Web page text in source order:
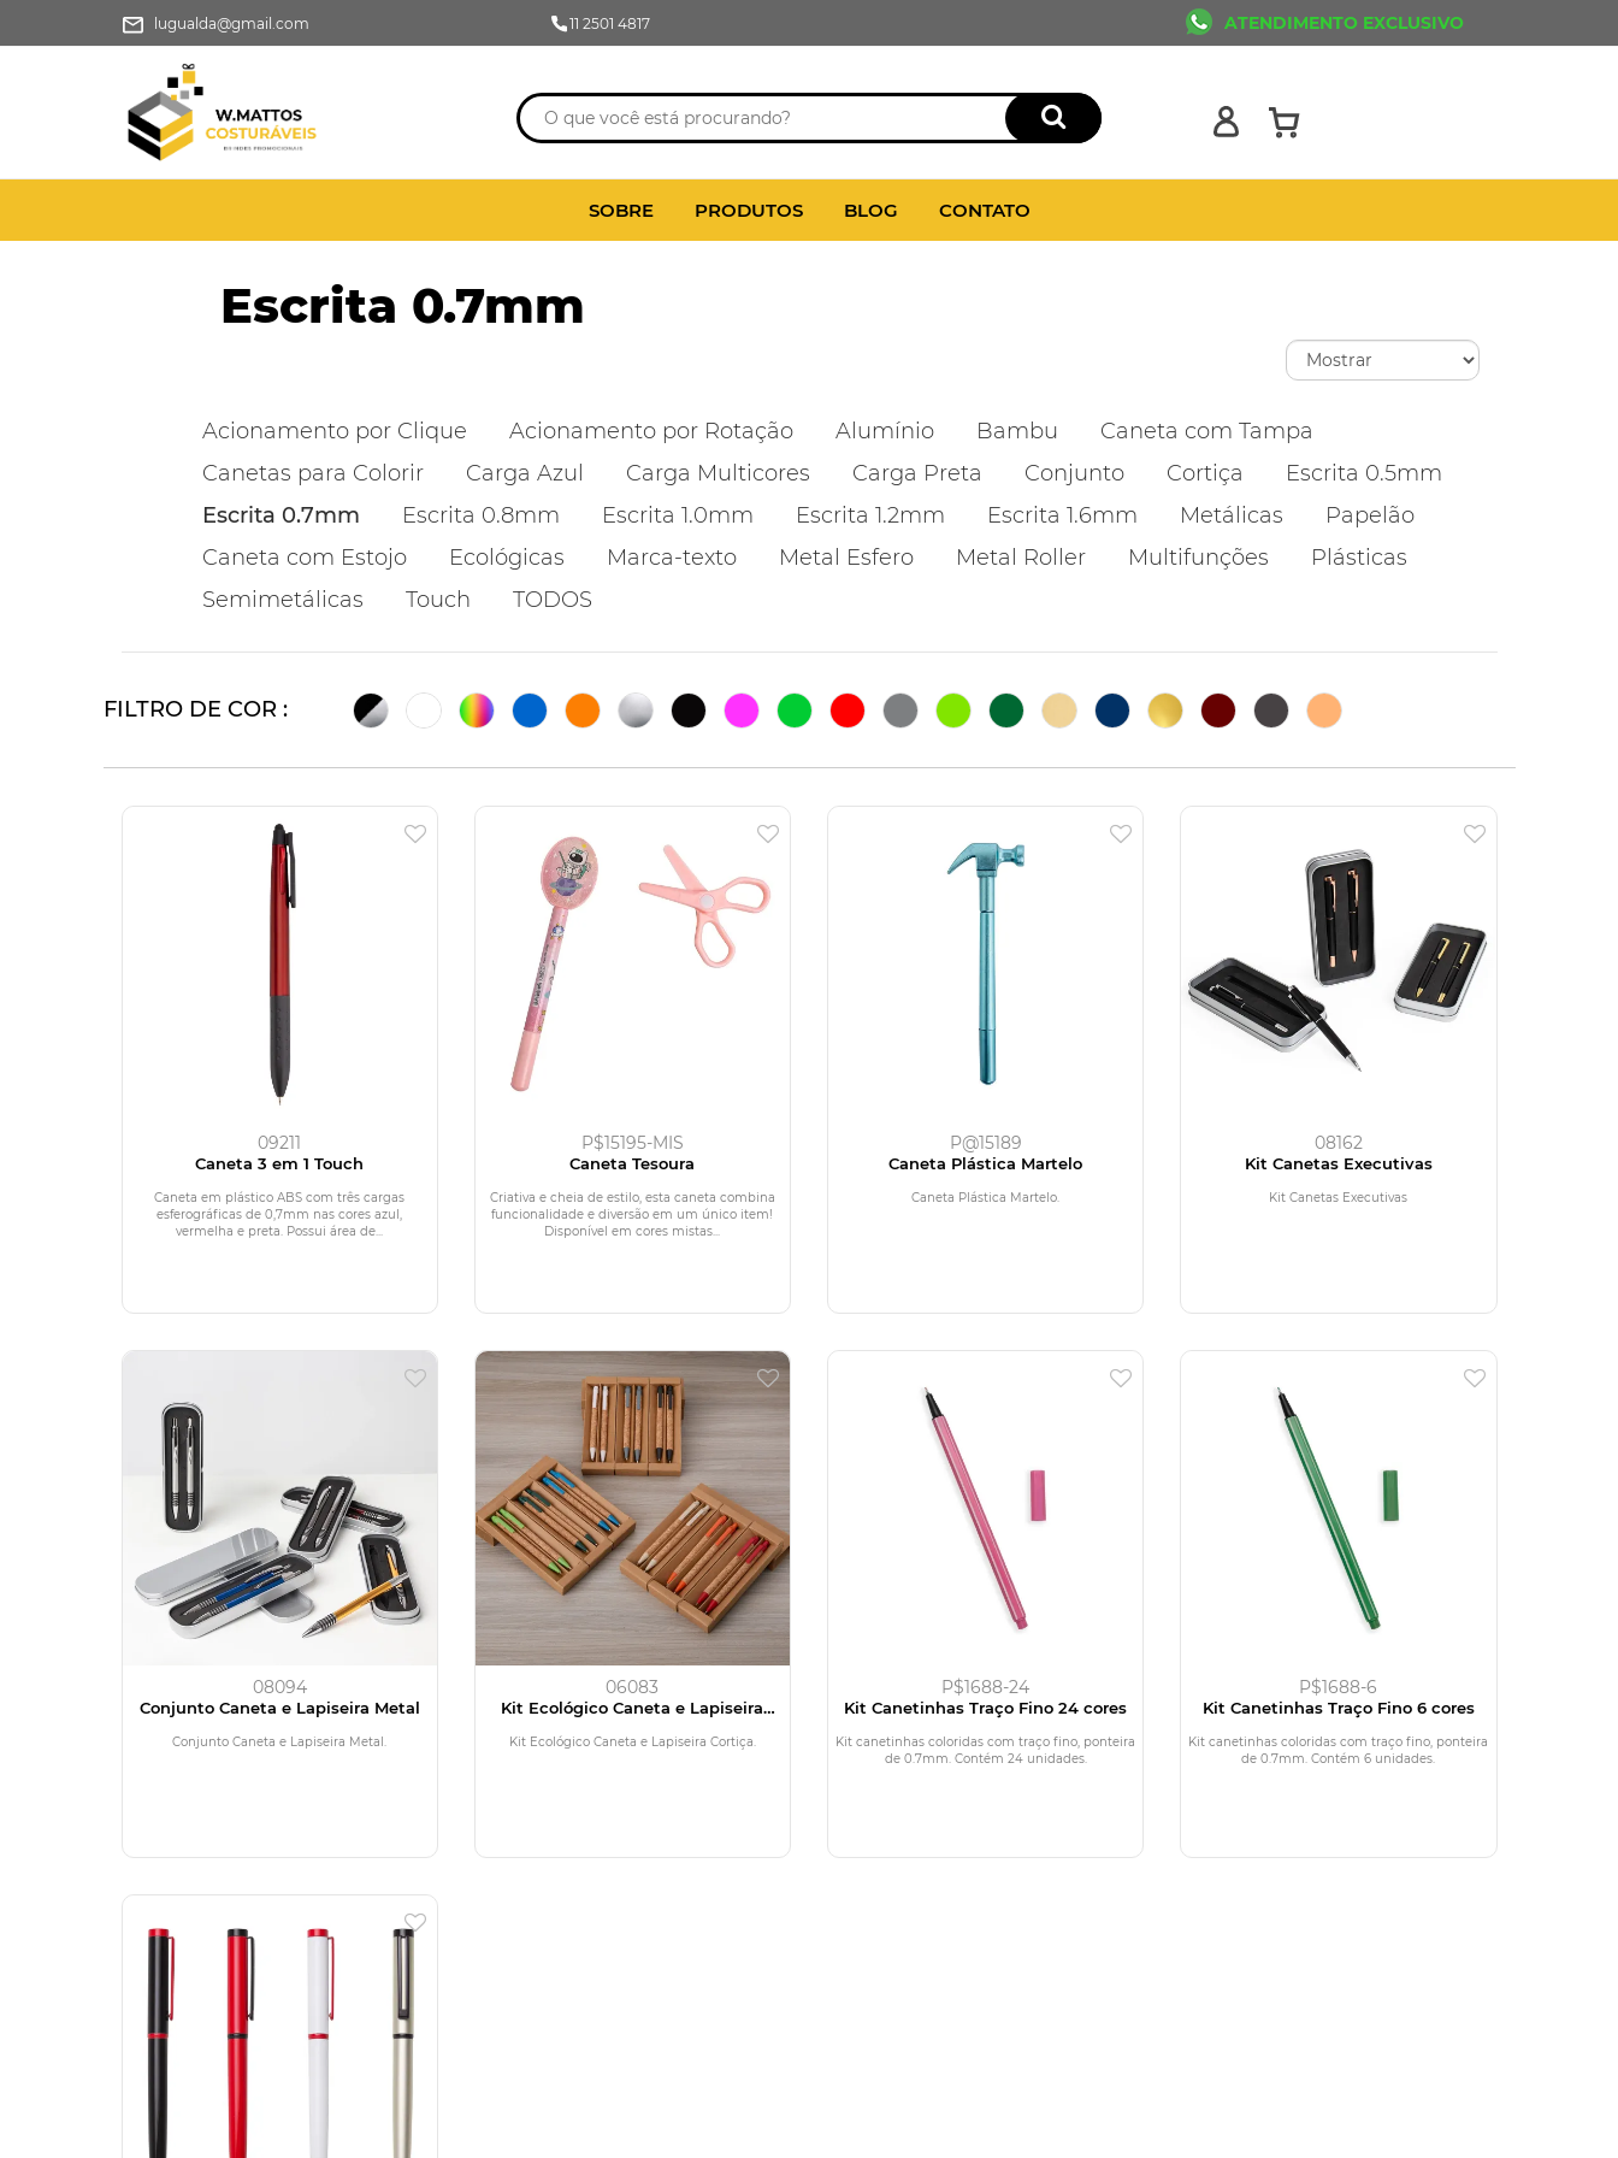
lugualda@gmail.com 11 2501 4817 ATENDIMENTO EXCLUSIVO
SOBRE PRODUTOS BLOG CONTATO
Escrita 0.7mm
Acionamento por Clique Acionamento por Rotação Alumínio Bambu
Caneta com Tampa
Canetas para Colorir
Carga Azul Carga Multicores Carga Preta Conjunto Cortiça
Escrita 0.5mm
Escrita 0.7mm
Escrita 0.8mm Escrita 1.0mm Escrita 1.2mm Escrita 1.6mm Metálicas
Papelão
Caneta com Estojo
Ecológicas Marca-texto Metal Esfero Metal Roller Multifunções
Plásticas
Semimetálicas
Touch TODOS
FILTRO DE COR :
09211
Caneta 3 em 1 Touch
Caneta em plástico ABS com três cargas
esferográficas de 0,7mm nas cores azul,
vermelha e preta. Possui área de...
P$15195-MIS
Caneta Tesoura
Criativa e cheia de estilo, esta caneta combina
funcionalidade e diversão em um único item!
Disponível em cores mistas...
P@15189
Caneta Plástica Martelo
Caneta Plástica Martelo.
08162
Kit Canetas Executivas
Kit Canetas Executivas
08094
Conjunto Caneta e Lapiseira Metal
Conjunto Caneta e Lapiseira Metal.
06083
Kit Ecológico Caneta e Lapiseira
Kit Ecológico Caneta e Lapiseira Cortiça.
P$1688-24
Kit Canetinhas Traço Fino 24 cores
Kit canetinhas coloridas com traço fino, ponteira
de 0.7mm. Contém 24 unidades.
P$1688-6
Kit Canetinhas Traço Fino 6 cores
Kit canetinhas coloridas com traço fino, ponteira
de 0.7mm. Contém 6 unidades.